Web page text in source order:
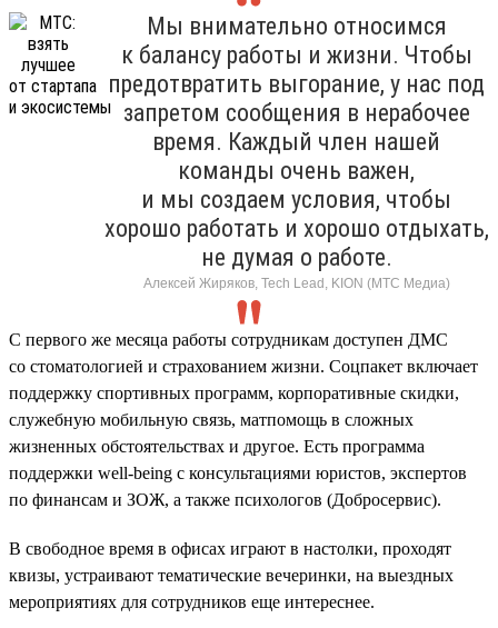
Мы внимательно относимся
к балансу работы и жизни. Чтобы
предотвратить выгорание, у нас под
запретом сообщения в нерабочее
время. Каждый член нашей
команды очень важен,
и мы создаем условия, чтобы
хорошо работать и хорошо отдыхать,
не думая о работе.
Алексей Жиряков, Tech Lead, KION (МТС Медиа)
С первого же месяца работы сотрудникам доступен ДМС
со стоматологией и страхованием жизни. Соцпакет включает
поддержку спортивных программ, корпоративные скидки,
служебную мобильную связь, матпомощь в сложных
жизненных обстоятельствах и другое. Есть программа
поддержки well-being с консультациями юристов, экспертов
по финансам и ЗОЖ, а также психологов (Добросервис).
В свободное время в офисах играют в настолки, проходят
квизы, устраивают тематические вечеринки, на выездных
мероприятиях для сотрудников еще интереснее.